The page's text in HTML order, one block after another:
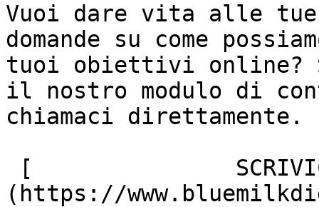
Vuoi dare vita alle
domande su come
tuoi obiettivi online?
il nostro modulo di
chiamaci direttamente.
(https://